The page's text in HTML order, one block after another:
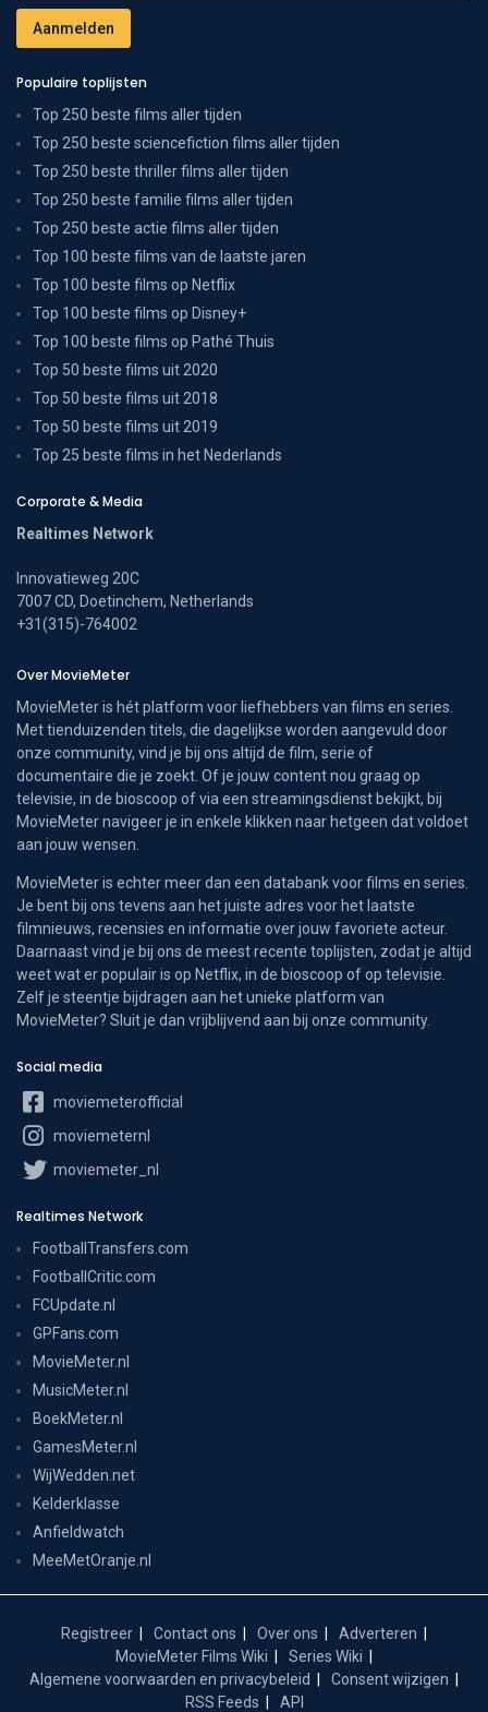
Populaire toplijsten
Top 250 beste films aller tijden
Top 250 beste sciencefiction films aller tijden
Top 250 beste thriller films aller tijden
Top 250 beste familie films aller tijden
Top 250 beste actie films aller tijden
Top 100 beste films van de laatste jaren
Top 100 beste films op Netflix
Top 100 beste films op Disney+
Top 100 beste films op Pathé Thuis
Top 50 beste films uit 2020
Top 50 beste films uit 2018
Top 50 beste films uit 2019
Top 25 beste films in het Nederlands
Corporate & Media
Realtimes Network
Innovatieweg 20C
7007 CD, Doetinchem, Netherlands
+31(315)-764002
Over MovieMeter
MovieMeter is hét platform voor liefhebbers van films en series.
Met tienduizenden titels, die dagelijkse worden aangevuld door
onze community, vind je bij ons altijd de film, serie of
documentaire die je zoekt. Of je jouw content nou graag op
televisie, in de bioscoop of via een streamingsdienst bekijkt, bij
MovieMeter navigeer je in enkele klikken naar hetgeen dat voldoet
aan jouw wensen.
MovieMeter is echter meer dan een databank voor films en series.
Je bent bij ons tevens aan het juiste adres voor het laatste
filmnieuws, recensies en informatie over jouw favoriete acteur.
Daarnaast vind je bij ons de meest recente toplijsten, zodat je altijd
weet wat er populair is op Netflix, in de bioscoop of op televisie.
Zelf je steentje bijdragen aan het unieke platform van
MovieMeter? Sluit je dan vrijblijvend aan bij onze community.
Social media
moviemeterofficial
moviemeternl
moviemeter_nl
Realtimes Network
FootballTransfers.com
FootballCritic.com
FCUpdate.nl
GPFans.com
MovieMeter.nl
MusicMeter.nl
BoekMeter.nl
GamesMeter.nl
WijWedden.net
Kelderklasse
Anfieldwatch
MeeMetOranje.nl
Registreer Contact ons Over ons
Adverteren
MovieMeter Films Wiki
Series Wiki
Algemene voorwaarden en privacybeleid
Consent wijzigen
RSS Feeds
API